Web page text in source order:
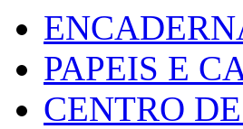
PAPEIS E
CENTRO